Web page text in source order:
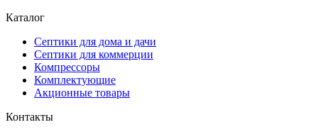
Каталог
Септики для дома и дачи
Септики для коммерции
Компрессоры
Комплектующие
Акционные товары
Контакты